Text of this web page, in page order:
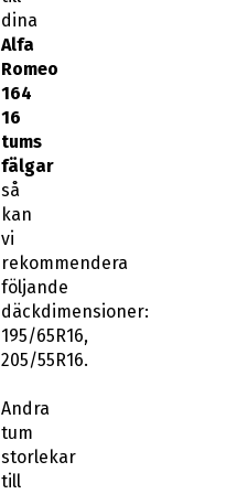
dina
Alfa
Romeo
164
16
tums
fälgar
så
kan
vi
rekommendera
följande
däckdimensioner:
195/65R16,
205/55R16.
Andra
tum
storlekar
till